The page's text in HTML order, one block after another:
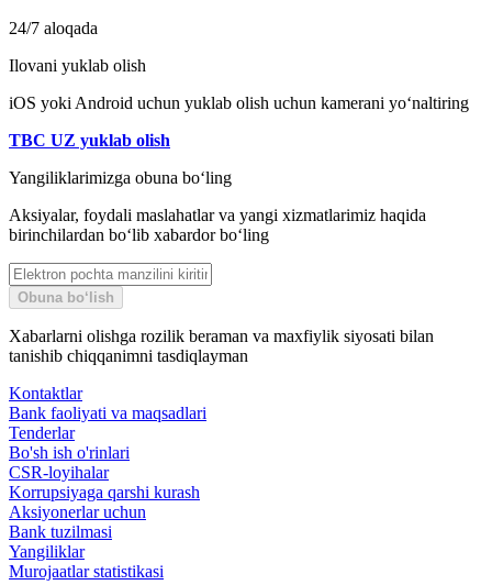
24/7 aloqada
Ilovani yuklab olish
iOS yoki Android uchun yuklab olish uchun kamerani yo‘naltiring
TBC UZ yuklab olish
Yangiliklarimizga obuna bo‘ling
Aksiyalar, foydali maslahatlar va yangi xizmatlarimiz haqida
birinchilardan bo‘lib xabardor bo‘ling
Obuna bo‘lish
Xabarlarni olishga rozilik beraman va maxfiylik siyosati bilan
tanishib chiqqanimni tasdiqlayman
Kontaktlar
Bank faoliyati va maqsadlari
Tenderlar
Bo'sh ish o'rinlari
CSR-loyihalar
Korrupsiyaga qarshi kurash
Aksiyonerlar uchun
Bank tuzilmasi
Yangiliklar
Murojaatlar statistikasi